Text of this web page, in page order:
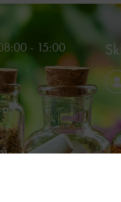
- 15:00